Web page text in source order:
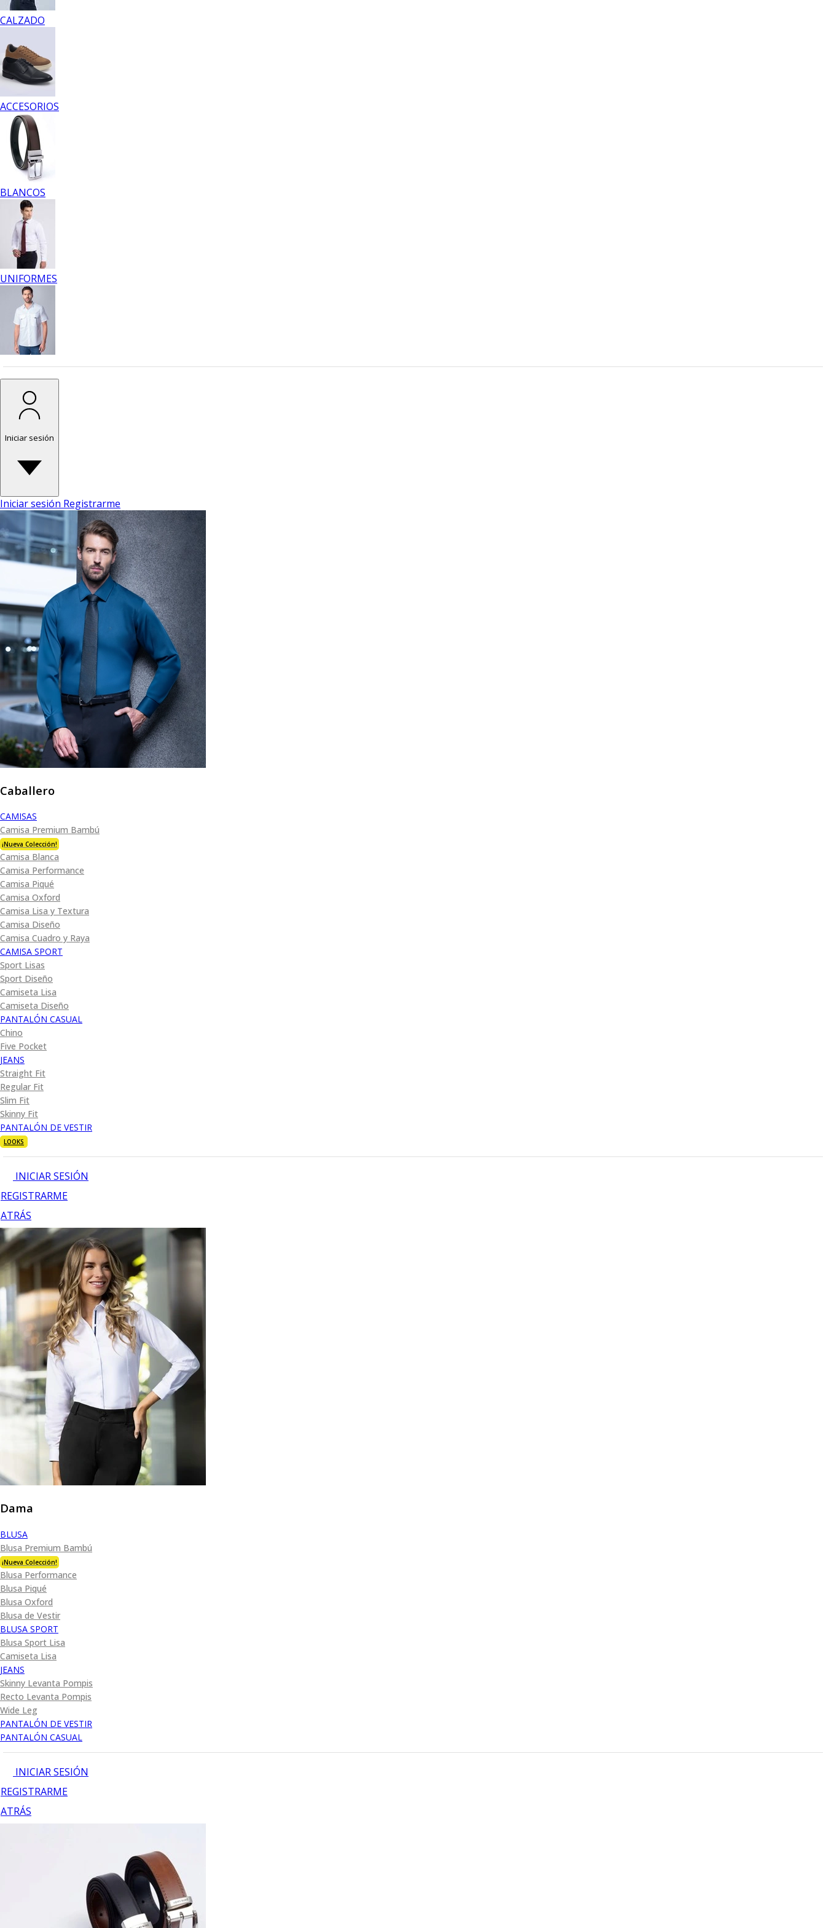
CALZADO
ACCESORIOS
BLANCOS
UNIFORMES
Iniciar sesión
Iniciar sesión Registrarme
Caballero
CAMISAS
Camisa Premium Bambú
¡Nueva Colección!
Camisa Blanca
Camisa Performance
Camisa Piqué
Camisa Oxford
Camisa Lisa y Textura
Camisa Diseño
Camisa Cuadro y Raya
CAMISA SPORT
Sport Lisas
Sport Diseño
Camiseta Lisa
Camiseta Diseño
PANTALÓN CASUAL
Chino
Five Pocket
JEANS
Straight Fit
Regular Fit
Slim Fit
Skinny Fit
PANTALÓN DE VESTIR
LOOKS
INICIAR SESIÓN
REGISTRARME
ATRÁS
Dama
BLUSA
Blusa Premium Bambú
¡Nueva Colección!
Blusa Performance
Blusa Piqué
Blusa Oxford
Blusa de Vestir
BLUSA SPORT
Blusa Sport Lisa
Camiseta Lisa
JEANS
Skinny Levanta Pompis
Recto Levanta Pompis
Wide Leg
PANTALÓN DE VESTIR
PANTALÓN CASUAL
INICIAR SESIÓN
REGISTRARME
ATRÁS